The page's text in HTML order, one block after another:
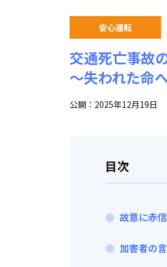
安心運転
交通死亡事故
～失われた命
公開：2025年12月19日
目次
故意に赤
加害者の